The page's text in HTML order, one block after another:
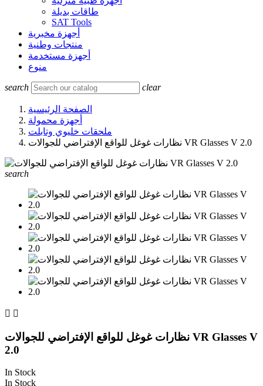
طاقات بديلة
SAT Tools
أجهزة مخبرية
منتجات وطنية
أجهزة مستخدمة
منوع
search clear
الصفحة الرئيسية
أجهزة محمولة
ملحقات خليوي وتابلت
نظارات غوغل للواقع الإفتراضي للجوالات VR Glasses V 2.0
search
 
نظارات غوغل للواقع الإفتراضي للجوالات VR Glasses V
2.0
In Stock
In Stock